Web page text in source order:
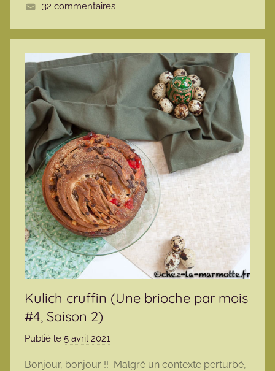
e
32 commentaires
Kulich cruffin (Une brioche par mois
#4, Saison 2)
Publié le 5 avril 2021
Bonjour, bonjour !! Malgré un contexte perturbé,